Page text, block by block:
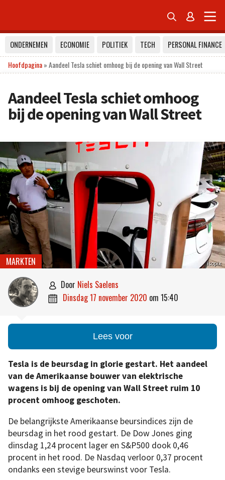
 
ONDERNEMEN ECONOMIE POLITIEK TECH
PERSONAL FINANCE
Hoofdpagina»Aandeel Tesla schiet omhoog bij de opening van Wall Street
Aandeel Tesla schiet omhoog
bij de opening van Wall Street
isopix
MARKTEN
 door Niels Saelens
 dinsdag 17 november 2020 om 15:40
Lees voor
Tesla is de beursdag in glorie gestart. Het aandeel
van de Amerikaanse bouwer van elektrische
wagens is bij de opening van Wall Street ruim 10
procent omhoog geschoten.
De belangrijkste Amerikaanse beursindices zijn de
beursdag in het rood gestart. De Dow Jones ging
dinsdag 1,24 procent lager en S&P500 dook 0,46
procent in het rood. De Nasdaq verloor 0,37 procent
ondanks een stevige beurswinst voor Tesla.